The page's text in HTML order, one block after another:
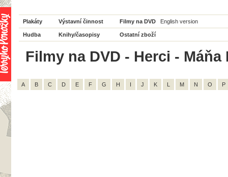
Plakáty Výstavní činnost Filmy na DVD English version
Hudba Knihy/časopisy Ostatní zboží
Filmy na DVD - Herci -
A B C D E F G H I J K L M N O P